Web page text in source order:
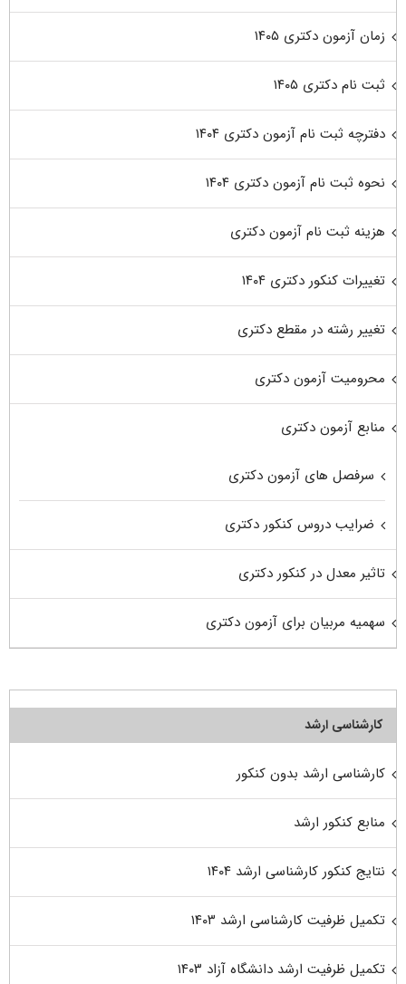
زمان آزمون دکتری ۱۴۰۵
ثبت نام دکتری ۱۴۰۵
دفترچه ثبت نام آزمون دکتری ۱۴۰۴
نحوه ثبت نام آزمون دکتری ۱۴۰۴
هزینه ثبت نام آزمون دکتری
تغییرات کنکور دکتری ۱۴۰۴
تغییر رشته در مقطع دکتری
محرومیت آزمون دکتری
منابع آزمون دکتری
سرفصل های آزمون دکتری
ضرایب دروس کنکور دکتری
تاثیر معدل در کنکور دکتری
سهمیه مربیان برای آزمون دکتری
کارشناسی ارشد
کارشناسی ارشد بدون کنکور
منابع کنکور ارشد
نتایج کنکور کارشناسی ارشد ۱۴۰۴
تکمیل ظرفیت کارشناسی ارشد ۱۴۰۳
تکمیل ظرفیت ارشد دانشگاه آزاد ۱۴۰۳